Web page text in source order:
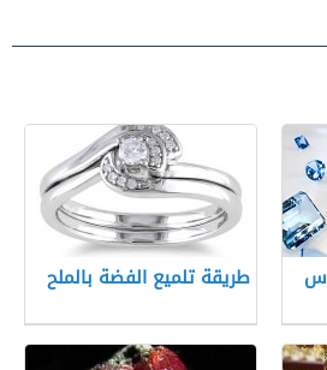
طريقة تلميع الفضة بالملح